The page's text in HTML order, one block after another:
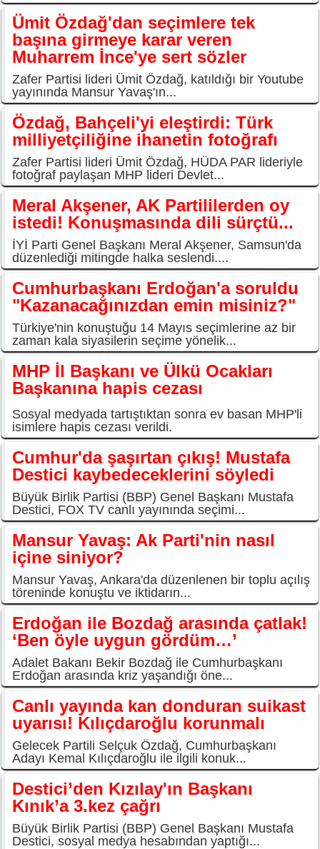
Ümit Özdağ'dan seçimlere tek
başına girmeye karar veren
Muharrem İnce'ye sert sözler
Zafer Partisi lideri Ümit Özdağ, katıldığı bir Youtube
yayınında Mansur Yavaş'ın...
Özdağ, Bahçeli'yi eleştirdi: Türk
milliyetçiliğine ihanetin fotoğrafı
Zafer Partisi lideri Ümit Özdağ, HÜDA PAR lideriyle
fotoğraf paylaşan MHP lideri Devlet...
Meral Akşener, AK Partililerden oy
istedi! Konuşmasında dili sürçtü...
İYİ Parti Genel Başkanı Meral Akşener, Samsun'da
düzenlediği mitingde halka seslendi....
Cumhurbaşkanı Erdoğan'a soruldu
"Kazanacağınızdan emin misiniz?"
Türkiye'nin konuştuğu 14 Mayıs seçimlerine az bir
zaman kala siyasilerin seçime yönelik...
MHP İl Başkanı ve Ülkü Ocakları
Başkanına hapis cezası
Sosyal medyada tartıştıktan sonra ev basan MHP'li
isimlere hapis cezası verildi.
Cumhur'da şaşırtan çıkış! Mustafa
Destici kaybedeceklerini söyledi
Büyük Birlik Partisi (BBP) Genel Başkanı Mustafa
Destici, FOX TV canlı yayınında seçimi...
Mansur Yavaş: Ak Parti'nin nasıl
içine siniyor?
Mansur Yavaş, Ankara'da düzenlenen bir toplu açılış
töreninde konuştu ve iktidarın...
Erdoğan ile Bozdağ arasında çatlak!
‘Ben öyle uygun gördüm…’
Adalet Bakanı Bekir Bozdağ ile Cumhurbaşkanı
Erdoğan arasında kriz yaşandığı öne...
Canlı yayında kan donduran suikast
uyarısı! Kılıçdaroğlu korunmalı
Gelecek Partili Selçuk Özdağ, Cumhurbaşkanı
Adayı Kemal Kılıçdaroğlu ile ilgili konuk...
Destici’den Kızılay'ın Başkanı
Kınık’a 3.kez çağrı
Büyük Birlik Partisi (BBP) Genel Başkanı Mustafa
Destici, sosyal medya hesabından yaptığı...